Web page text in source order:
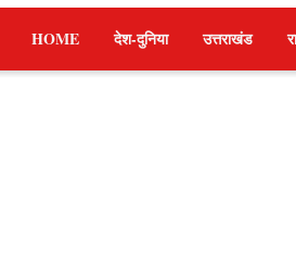
HOME देश-दुनिया उत्तराखंड